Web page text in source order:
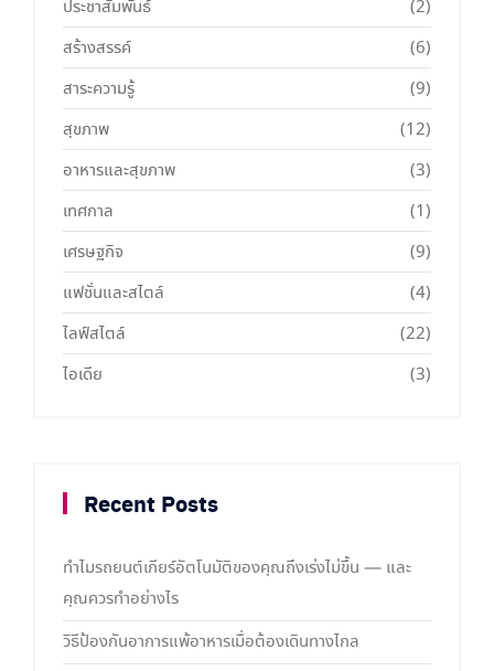
ประชาสัมพันธ์
(2)
สร้างสรรค์
(6)
สาระความรู้
(9)
สุขภาพ
(12)
อาหารและสุขภาพ
(3)
เทศกาล
(1)
เศรษฐกิจ
(9)
แฟชั่นและสไตล์
(4)
ไลฟ์สไตล์
(22)
ไอเดีย
(3)
Recent Posts
ทำไมรถยนต์เกียร์อัตโนมัติของคุณถึงเร่งไม่ขึ้น — และ
คุณควรทำอย่างไร
วิธีป้องกันอาการแพ้อาหารเมื่อต้องเดินทางไกล